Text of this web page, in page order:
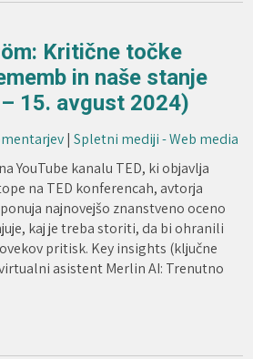
Kritične točke
in naše stanje
15. avgust 2024)
|Spletni mediji - Web media
YouTube kanalu TED, ki objavlja
na TED konferencah, avtorja
najnovejšo znanstveno oceno
kaj je treba storiti, da bi ohranili
pritisk. Key insights (ključne
asistent Merlin AI: Trenutno